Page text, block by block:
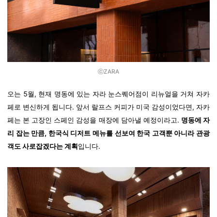
ⓒZARA
오는 5월, 현재 명동에 있는 자라 눈스퀘어점이 리뉴얼을 거쳐 자카
페로 변신하게 됩니다. 앞서 랄프스 커피가 미국 감성이었다면, 자카
페는 본 고장인 스페인 감성을 매장에 담아낼 예정이라고. 명동에 자
리 잡는 만큼, 한국식 디저트 메뉴를 선보여 한국 고객뿐 아니라 관광
객도 사로잡겠다는 계획입니다.